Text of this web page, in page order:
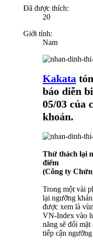
Đã được thích:
20
Giới tính:
Nam
Kakata
báo diễn
05/03 của
khoán.
Thử thách lại
điểm
(Công ty
Trong một vài
lại ngưỡng
được xem là
VN-Index vào
năng sẽ đối
tiếp cận ngưỡng